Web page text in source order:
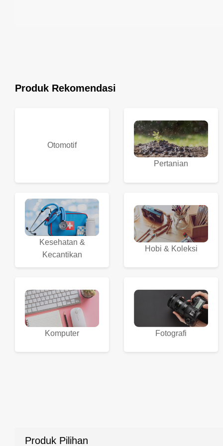
Produk Rekomendasi
Otomotif
Pertanian
Kesehatan &
Kecantikan
Hobi & Koleksi
Komputer Fotografi
Produk Pilihan